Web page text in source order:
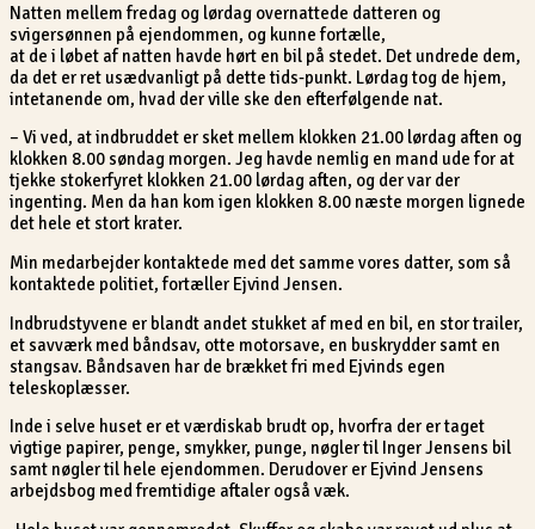
Natten mellem fredag og lørdag overnattede datteren og
svigersønnen på ejendommen, og kunne fortælle,
at de i løbet af natten havde hørt en bil på stedet. Det undrede dem,
da det er ret usædvanligt på dette tids-punkt. Lørdag tog de hjem,
intetanende om, hvad der ville ske den efterfølgende nat.
– Vi ved, at indbruddet er sket mellem klokken 21.00 lørdag aften og
klokken 8.00 søndag morgen. Jeg havde nemlig en mand ude for at
tjekke stokerfyret klokken 21.00 lørdag aften, og der var der
ingenting. Men da han kom igen klokken 8.00 næste morgen lignede
det hele et stort krater.
Min medarbejder kontaktede med det samme vores datter, som så
kontaktede politiet, fortæller Ejvind Jensen.
Indbrudstyvene er blandt andet stukket af med en bil, en stor trailer,
et savværk med båndsav, otte motorsave, en buskrydder samt en
stangsav. Båndsaven har de brækket fri med Ejvinds egen
teleskoplæsser.
Inde i selve huset er et værdiskab brudt op, hvorfra der er taget
vigtige papirer, penge, smykker, punge, nøgler til Inger Jensens bil
samt nøgler til hele ejendommen. Derudover er Ejvind Jensens
arbejdsbog med fremtidige aftaler også væk.